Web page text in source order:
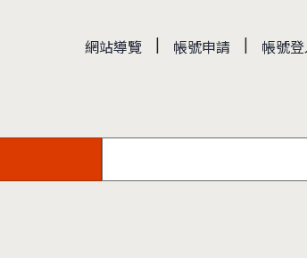
網站導覽 | 帳號申請 | 帳號